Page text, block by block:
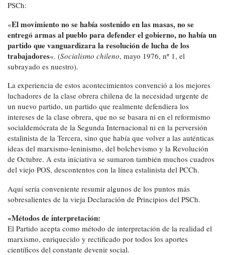
PSCh:
«El movimiento no se había sostenido en las masas, no se
entregó armas al pueblo para defender el gobierno, no había un
partido que vanguardizara la resolución de lucha de los
trabajadores«. (Socialismo chileno, mayo 1976, nº 1, el
subrayado es nuestro).
La experiencia de estos acontecimientos convenció a los mejores
luchadores de la clase obrera chilena de la necesidad urgente de
un nuevo partido, un partido que realmente defendiera los
intereses de la clase obrera, que no se basara ni en el reformismo
socialdemócrata de la Segunda Internacional ni en la perversión
estalinista de la Tercera, sino que había que volver a las auténticas
ideas del marxismo-leninismo, del bolchevismo y la Revolución
de Octubre. A esta iniciativa se sumaron también muchos cuadros
del viejo POS, descontentos con la línea estalinista del PCCh.
Aquí sería conveniente resumir algunos de los puntos más
sobresalientes de la vieja Declaración de Principios del PSCh.
«Métodos de interpretación:
El Partido acepta como método de interpretación de la realidad el
marxismo, enriquecido y rectificado por todos los aportes
científicos del constante devenir social.